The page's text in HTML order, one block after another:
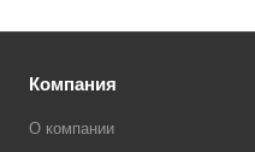
Компания
О компании